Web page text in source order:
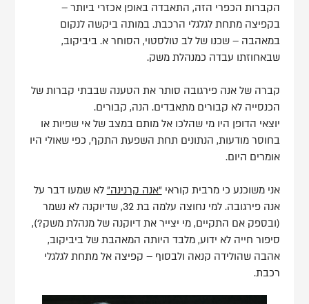
הקברות הכפרי הזה, התאבדה באופן אכזרי ביותר –
בקפיצה מתחת לגלגלי הרכבת. במותה ביקשה לנקום
במאהבה – שכנו של לב טולסטוי, הסוחר א. ביביקוב,
שבאחוזתו עבדה כמנהלת משק.
קברה של אנה פירגובה סותר את הטענה שבבתי קברות של
הכנסייה לא קבורים מתאבדים. הנה, קבורים.
יוצאי הדופן היו מי שהלכו אל מותם במצב של אי שפיות או
בחוסר מודעות, הנתונים תחת השפעת התקף, כפי שאולי היו
אומרים היום.
אני משוכנע כי מרבית קוראי"אנה קרנינה" לא שמעו דבר על
אנה פירגובה. למי נחוצה עלמה בת 32, שדיוקנה לא נשמר
(ובספק אם התקיים, מי יצייר את דיוקנה של מנהלת משק?),
סיפור חייה לא ידוע, מלבד היותה המאהבת של ביביקוב,
אהבה שהולידה קנאה ולבסוף – קפיצה אל מתחת לגלגלי
רכבת.